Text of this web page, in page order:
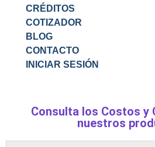
CRÉDITOS
COTIZADOR
BLOG
CONTACTO
INICIAR SESIÓN
Consulta los Costos y
nuestros